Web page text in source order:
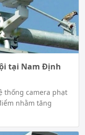
tại Nam Định
thống camera phạt
nhằm tăng